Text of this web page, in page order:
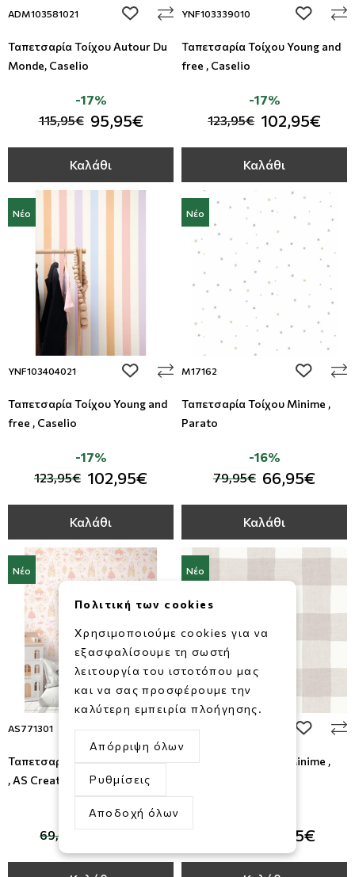
ADM103581021 add to wishlist
Ταπετσαρία Τοίχου Autour Du
Monde, Caselio
115,95€ 95,95€
-17%
Καλάθι
YNF103339010 add to
Ταπετσαρία Τοίχου Young and
free , Caselio
123,95€ 102,95€
-17%
Καλάθι
Νέο
YNF103404021 add to wishlist
Ταπετσαρία Τοίχου Young and
free , Caselio
123,95€ 102,95€
-17%
Καλάθι
Νέο
M17162 add to
Ταπετσαρία Τοίχου Minime ,
Parato
79,95€ 66,95€
-16%
Καλάθι
Νέο
AS771301 add to wishlist
Ταπετσαρία Τοίχου Lilly & Luis
, AS Creation
69,95€ 55,95€
-20%
Νέο
M17159 add to
Ταπετσαρία Τοίχου Minime ,
66,95€
Πολιτική των cookies
Χρησιμοποιούμε cookies για να
εξασφαλίσουμε τη σωστή
λειτουργία του ιστοτόπου μας
και να σας προσφέρουμε την
καλύτερη εμπειρία πλοήγησης.
Απόρριψη όλων
Ρυθμίσεις
Αποδοχή όλων